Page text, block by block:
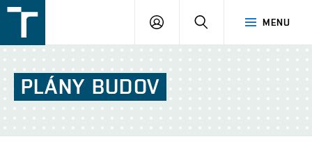
v
Brně
MENU
PŘIHLÁŠENÍ
PLÁNY BUDOV